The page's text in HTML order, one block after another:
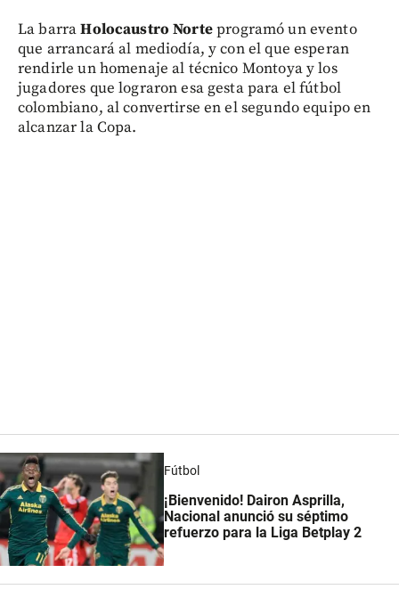
La barraHolocaustro Norteprogramó un evento
que arrancará al mediodía, y con el que esperan
rendirle un homenaje al técnico Montoya y los
jugadores que lograron esa gesta para el fútbol
colombiano, al convertirse en el segundo equipo en
alcanzar la Copa.
Fútbol
¡Bienvenido! Dairon Asprilla,
Nacional anunció su séptimo
refuerzo para la Liga Betplay 2